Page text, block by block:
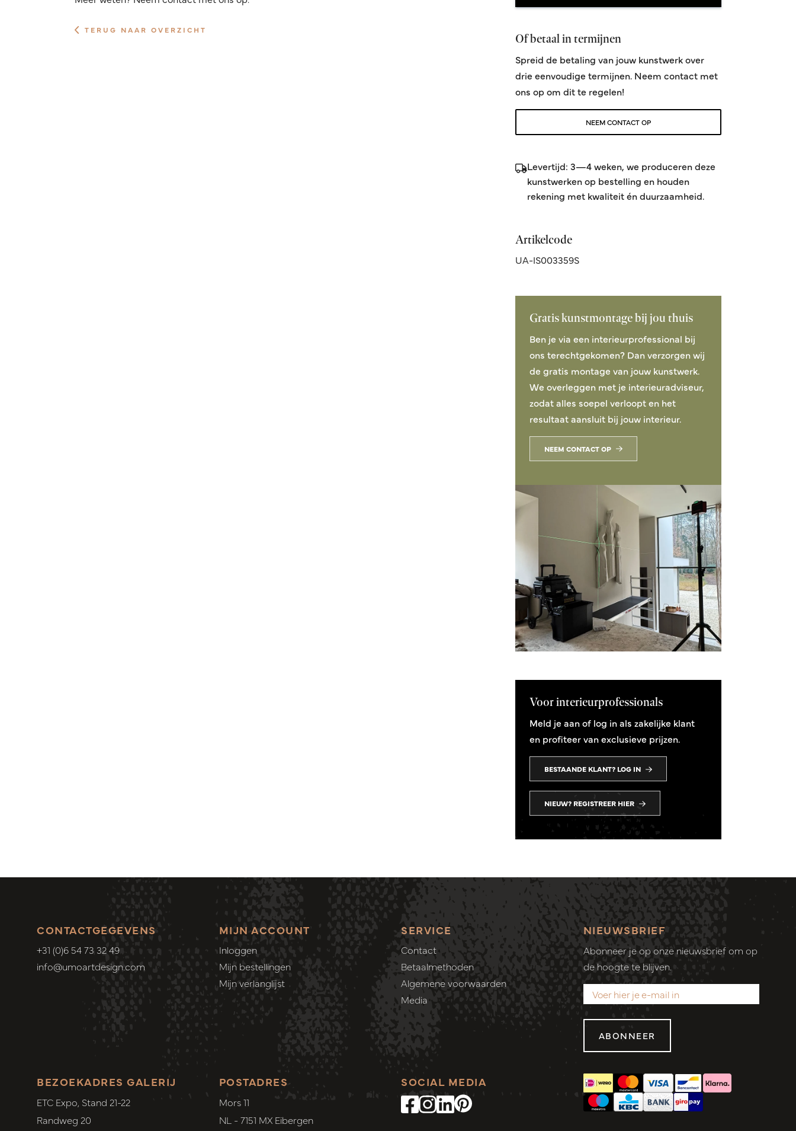
TERUG NAAR OVERZICHT
Of betaal in termijnen
Spreid de betaling van jouw kunstwerk over
drie eenvoudige termijnen. Neem contact met
ons op om dit te regelen!
NEEM CONTACT OP
Levertijd: 3—4 weken, we produceren deze
kunstwerken op bestelling en houden
rekening met kwaliteit én duurzaamheid.
Artikelcode
UA-IS003359S
Gratis kunstmontage bij jou thuis
Ben je via een interieurprofessional bij
ons terechtgekomen? Dan verzorgen wij
de gratis montage van jouw kunstwerk.
We overleggen met je interieuradviseur,
zodat alles soepel verloopt en het
resultaat aansluit bij jouw interieur.
NEEM CONTACT OP
Voor interieurprofessionals
Meld je aan of log in als zakelijke klant
en profiteer van exclusieve prijzen.
BESTAANDE KLANT? LOG IN
NIEUW? REGISTREER HIER
CONTACTGEGEVENS
+31 (0)6 54 73 32 49
info@umoartdesign.com
MIJN ACCOUNT
Inloggen
Mijn bestellingen
Mijn verlanglijst
SERVICE
Contact
Betaalmethoden
Algemene voorwaarden
Media
SOCIAL MEDIA
POSTADRES
Mors 11
NL - 7151 MX Eibergen
BEZOEKADRES GALERIJ
ETC Expo, Stand 21-22
Randweg 20
NIEUWSBRIEF
Abonneer je op onze nieuwsbrief om op
de hoogte te blijven.
ABONNEER